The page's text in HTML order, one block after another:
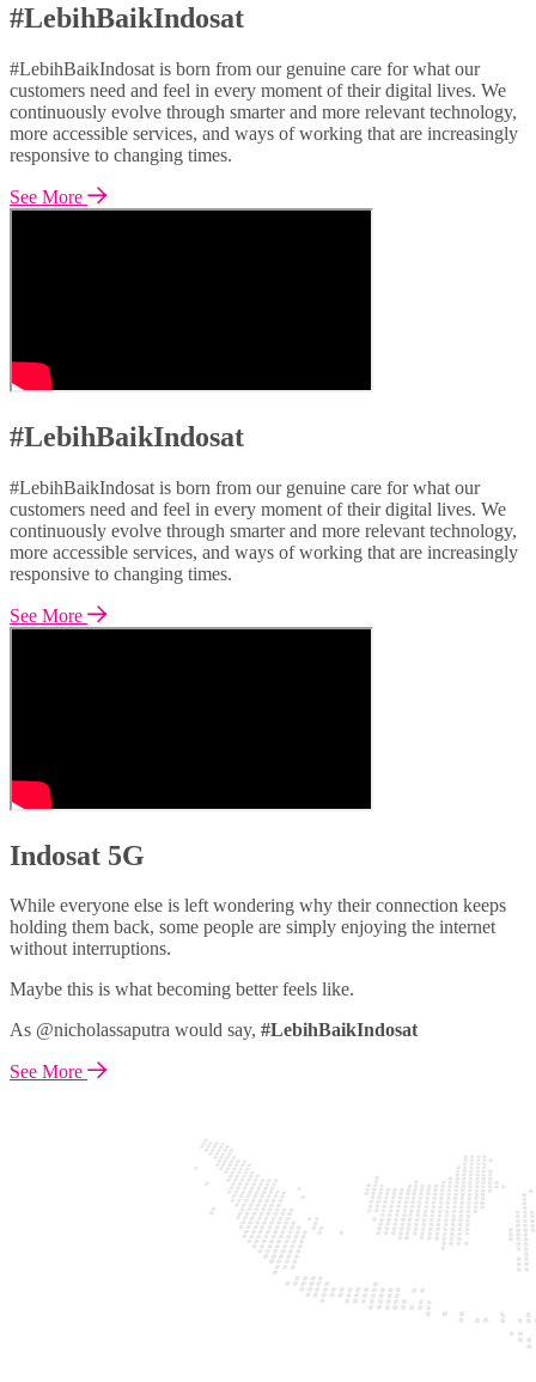
#LebihBaikIndosat
#LebihBaikIndosat is born from our genuine care for what our
customers need and feel in every moment of their digital lives. We
continuously evolve through smarter and more relevant technology,
more accessible services, and ways of working that are increasingly
responsive to changing times.
See More
#LebihBaikIndosat
#LebihBaikIndosat is born from our genuine care for what our
customers need and feel in every moment of their digital lives. We
continuously evolve through smarter and more relevant technology,
more accessible services, and ways of working that are increasingly
responsive to changing times.
See More
Indosat 5G
While everyone else is left wondering why their connection keeps
holding them back, some people are simply enjoying the internet
without interruptions.
Maybe this is what becoming better feels like.
As @nicholassaputra would say, #LebihBaikIndosat
See More